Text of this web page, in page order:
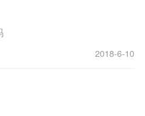
2018-6-10